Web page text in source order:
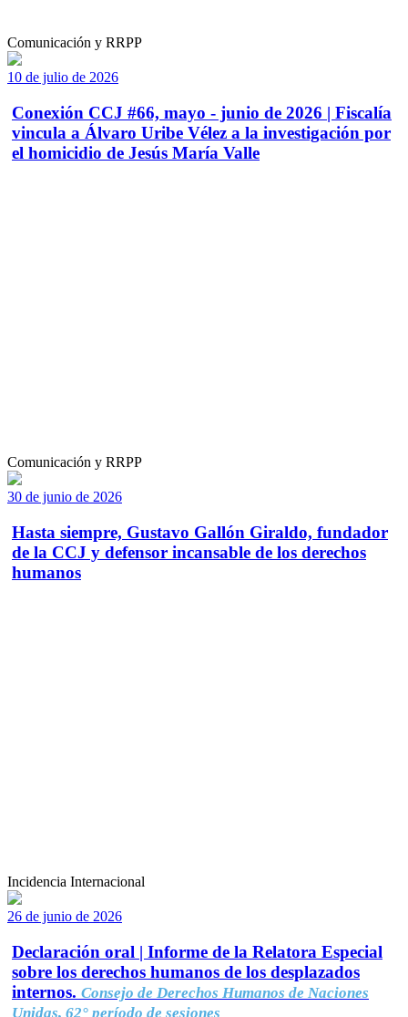
Comunicación y RRPP
10 de julio de 2026
Conexión CCJ #66, mayo - junio de 2026 | Fiscalía
vincula a Álvaro Uribe Vélez a la investigación por
el homicidio de Jesús María Valle
Comunicación y RRPP
30 de junio de 2026
Hasta siempre, Gustavo Gallón Giraldo, fundador
de la CCJ y defensor incansable de los derechos
humanos
Incidencia Internacional
26 de junio de 2026
Declaración oral | Informe de la Relatora Especial
sobre los derechos humanos de los desplazados
internos. Consejo de Derechos Humanos de Naciones
Unidas, 62° período de sesiones